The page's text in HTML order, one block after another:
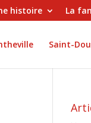
histoire La
Saint-